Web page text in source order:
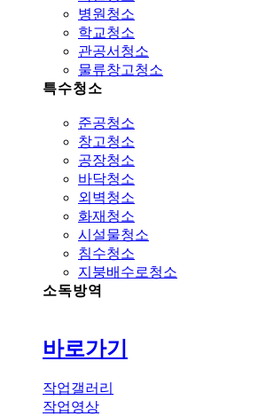
병원청소
학교청소
관공서청소
물류창고청소
특수청소
준공청소
창고청소
공장청소
바닥청소
외벽청소
화재청소
시설물청소
침수청소
지붕배수로청소
소독방역
바로가기
작업갤러리
작업영상